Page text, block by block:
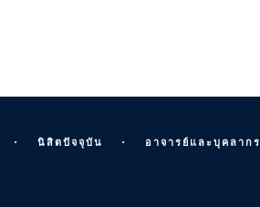
นิสิตปัจจุบัน อาจารย์และบุคลากร